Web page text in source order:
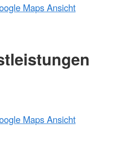
Maps Ansicht
Maps Ansicht